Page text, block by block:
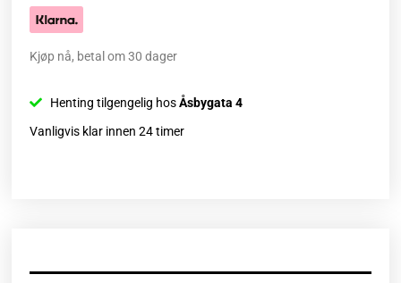
Kjøp nå, betal om 30 dager
Henting tilgengelig hosÅsbygata 4
Vanligvis klar innen 24 timer